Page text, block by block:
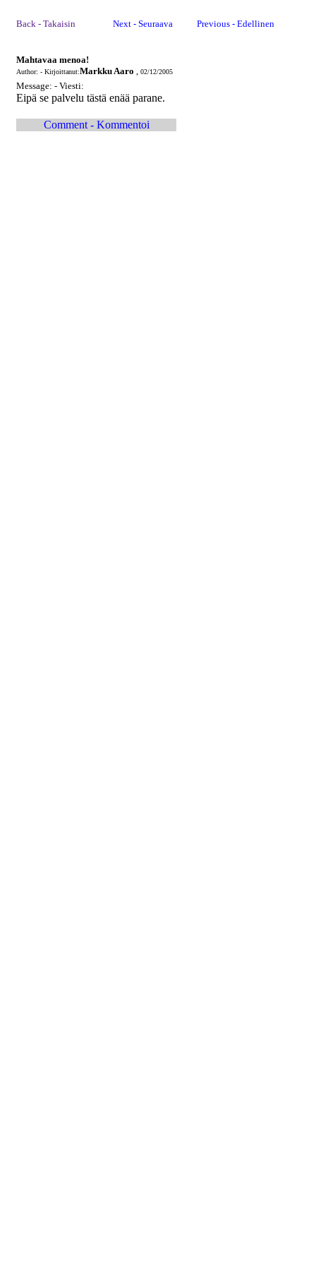
Back - Takaisin Next - Seuraava Previous - Edellinen
Mahtavaa menoa!
Author: - Kirjoittanut:Markku Aaro , 02/12/2005
Message: - Viesti:
Eipä se palvelu tästä enää parane.
Comment - Kommentoi